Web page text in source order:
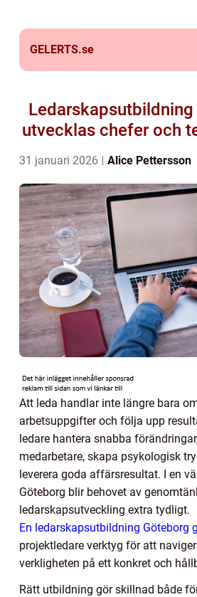
GELERTS.se
utvecklas chefer och
31 januari 2026 Alice Pettersson
Att leda handlar inte längre bara
arbetsuppgifter och följa upp
ledare hantera snabba
medarbetare, skapa psykologisk
leverera goda affärsresultat. I en
Göteborg blir behovet av
ledarskapsutveckling extra tydligt.
En ledarskapsutbildning Göteborg
projektledare verktyg för att
verkligheten på ett konkret och
Rätt utbildning gör skillnad både